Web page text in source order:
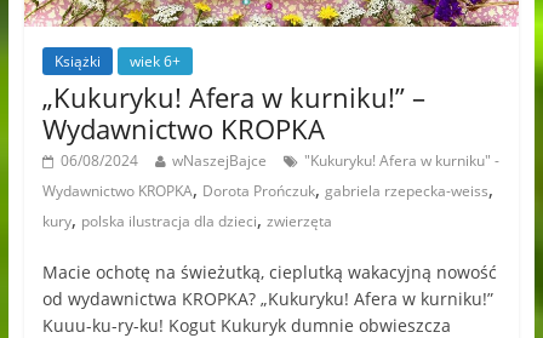
Książki wiek 6+
„Kukuryku! Afera w kurniku!” –
Wydawnictwo KROPKA
06/08/2024 wNaszejBajce
"Kukuryku! Afera w kurniku" -
Wydawnictwo KROPKA, Dorota Prończuk, gabriela rzepecka-weiss,
kury, polska ilustracja dla dzieci, zwierzęta
Macie ochotę na świeżutką, cieplutką wakacyjną nowość
od wydawnictwa KROPKA? „Kukuryku! Afera w kurniku!”
Kuuu-ku-ry-ku! Kogut Kukuryk dumnie obwieszcza